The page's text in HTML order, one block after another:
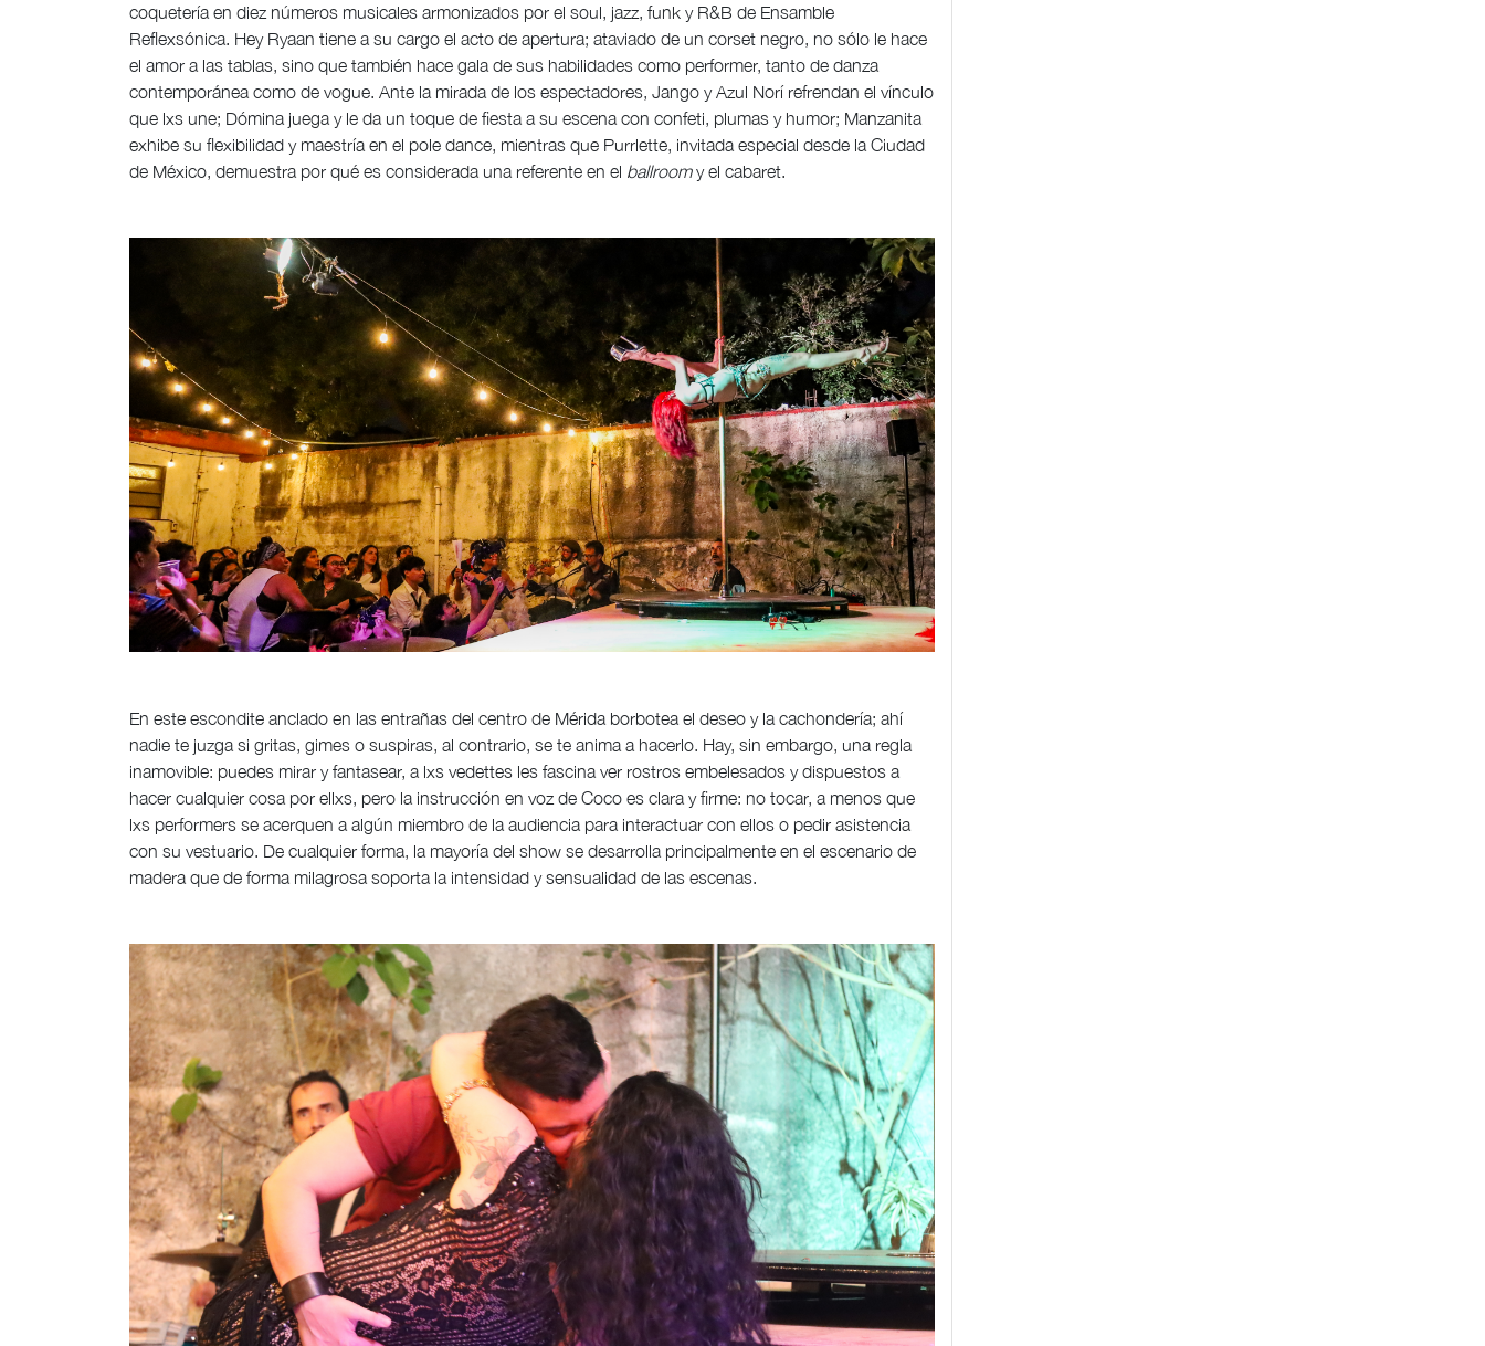
coquetería en diez números musicales armonizados por el soul, jazz, funk y R&B de Ensamble
Reflexsónica. Hey Ryaan tiene a su cargo el acto de apertura; ataviado de un corset negro, no sólo le hace
el amor a las tablas, sino que también hace gala de sus habilidades como performer, tanto de danza
contemporánea como de vogue. Ante la mirada de los espectadores, Jango y Azul Norí refrendan el vínculo
que lxs une; Dómina juega y le da un toque de fiesta a su escena con confeti, plumas y humor; Manzanita
exhibe su flexibilidad y maestría en el pole dance, mientras que Purrlette, invitada especial desde la Ciudad
de México, demuestra por qué es considerada una referente en el ballroomy el cabaret.
En este escondite anclado en las entrañas del centro de Mérida borbotea el deseo y la cachondería; ahí
nadie te juzga si gritas, gimes o suspiras, al contrario, se te anima a hacerlo. Hay, sin embargo, una regla
inamovible: puedes mirar y fantasear, a lxs vedettes les fascina ver rostros embelesados y dispuestos a
hacer cualquier cosa por ellxs, pero la instrucción en voz de Coco es clara y firme: no tocar, a menos que
lxs performers se acerquen a algún miembro de la audiencia para interactuar con ellos o pedir asistencia
con su vestuario. De cualquier forma, la mayoría del show se desarrolla principalmente en el escenario de
madera que de forma milagrosa soporta la intensidad y sensualidad de las escenas.